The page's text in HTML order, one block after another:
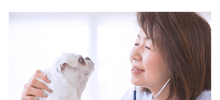
のため
各種お問い合わせに対応するため
10.受託業務の 個人情報
受託業務の遂行およびこれらに準ずる業務の遂行のため